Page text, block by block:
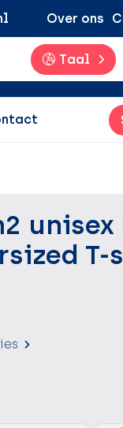
Over ons
Taal
unisex
T-